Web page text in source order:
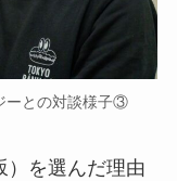
ーとの対談様子③
）を選んだ理由